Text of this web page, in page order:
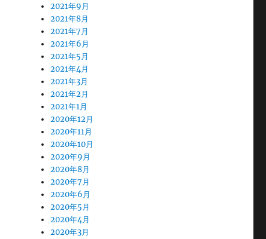
2021年9月
2021年8月
2021年7月
2021年6月
2021年5月
2021年4月
2021年3月
2021年2月
2021年1月
2020年12月
2020年11月
2020年10月
2020年9月
2020年8月
2020年7月
2020年6月
2020年5月
2020年4月
2020年3月